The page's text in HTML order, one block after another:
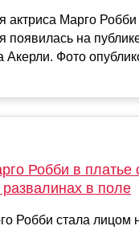
актриса Марго
появилась на
Акерли. Фото
Робби в платье
в поле
Робби стала лицом